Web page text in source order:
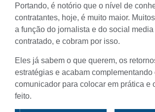
Portando, é notório que o nível de
contratantes, hoje, é muito maior.
a função do jornalista e do social
contratado, e cobram por isso.
Eles já sabem o que querem, os
estratégias e acabam complementando
comunicador para colocar em prática e
feito.